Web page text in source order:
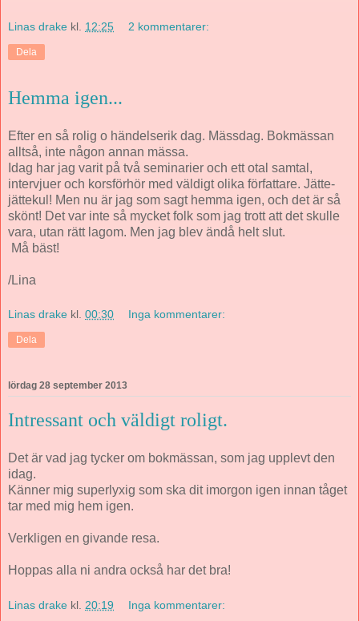
Linas drake kl. 12:25 2 kommentarer:
Dela
Hemma igen...
Efter en så rolig o händelserik dag. Mässdag. Bokmässan
alltså, inte någon annan mässa.
Idag har jag varit på två seminarier och ett otal samtal,
intervjuer och korsförhör med väldigt olika författare. Jätte-
jättekul! Men nu är jag som sagt hemma igen, och det är så
skönt! Det var inte så mycket folk som jag trott att det skulle
vara, utan rätt lagom. Men jag blev ändå helt slut.
Må bäst!
/Lina
Linas drake kl. 00:30 Inga kommentarer:
Dela
lördag 28 september 2013
Intressant och väldigt roligt.
Det är vad jag tycker om bokmässan, som jag upplevt den
idag.
Känner mig superlyxig som ska dit imorgon igen innan tåget
tar med mig hem igen.
Verkligen en givande resa.
Hoppas alla ni andra också har det bra!
Linas drake kl. 20:19 Inga kommentarer: